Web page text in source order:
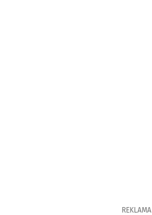
REKLAMA